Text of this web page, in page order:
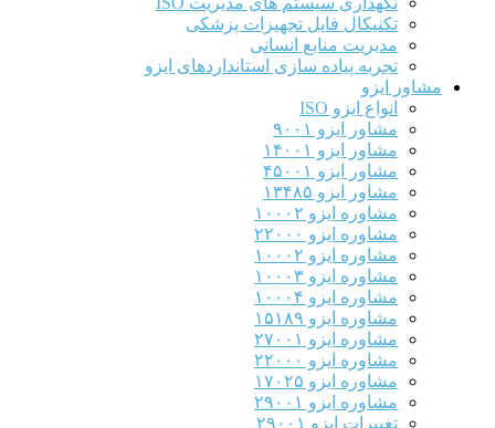
تکنیکال فایل تجهیزات پزشکی
مدیریت منابع انسانی
تجربه پیاده سازی استانداردهای ایزو
مشاور ایزو
انواع ایزو ISO
مشاور ایزو ۹۰۰۱
مشاور ایزو ۱۴۰۰۱
مشاور ایزو ۴۵۰۰۱
مشاور ایزو ۱۳۴۸۵
مشاوره ایزو ۱۰۰۰۲
مشاوره ایزو ۲۲۰۰۰
مشاوره ایزو ۱۰۰۰۲
مشاوره ایزو ۱۰۰۰۳
مشاوره ایزو ۱۰۰۰۴
مشاوره ایزو ۱۵۱۸۹
مشاوره ایزو ۲۷۰۰۱
مشاوره ایزو ۲۲۰۰۰
مشاوره ایزو ۱۷۰۲۵
مشاوره ایزو ۲۹۰۰۱
تغییرات ایزو ۲۹۰۰۱